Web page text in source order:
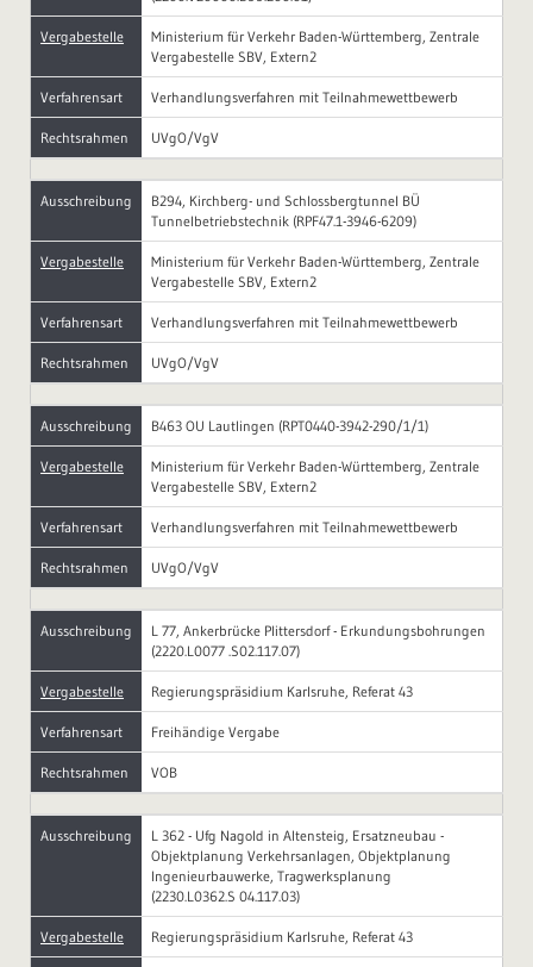
Vergabestelle
Ministerium für Verkehr Baden-Württemberg, Zentrale
Vergabestelle SBV, Extern2
Verfahrensart Verhandlungsverfahren mit Teilnahmewettbewerb
Rechtsrahmen UVgO/VgV
Ausschreibung
B294, Kirchberg- und Schlossbergtunnel BÜ
Tunnelbetriebstechnik (RPF47.1-3946-6209)
Vergabestelle
Ministerium für Verkehr Baden-Württemberg, Zentrale
Vergabestelle SBV, Extern2
Verfahrensart Verhandlungsverfahren mit Teilnahmewettbewerb
Rechtsrahmen UVgO/VgV
Ausschreibung B463 OU Lautlingen (RPT0440-3942-290/1/1)
Vergabestelle
Ministerium für Verkehr Baden-Württemberg, Zentrale
Vergabestelle SBV, Extern2
Verfahrensart Verhandlungsverfahren mit Teilnahmewettbewerb
Rechtsrahmen UVgO/VgV
Ausschreibung
L 77, Ankerbrücke Plittersdorf - Erkundungsbohrungen
(2220.L0077 .S02.117.07)
Vergabestelle Regierungspräsidium Karlsruhe, Referat 43
Verfahrensart Freihändige Vergabe
Rechtsrahmen VOB
Ausschreibung
L 362 - Ufg Nagold in Altensteig, Ersatzneubau -
Objektplanung Verkehrsanlagen, Objektplanung
Ingenieurbauwerke, Tragwerksplanung
(2230.L0362.S 04.117.03)
Vergabestelle Regierungspräsidium Karlsruhe, Referat 43